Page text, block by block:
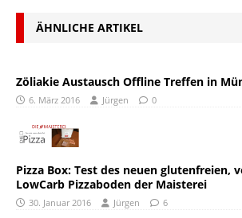
ÄHNLICHE ARTIKEL
Zöliakie Austausch Offline Treffen in
6. März 2016 Jürgen 0
Pizza Box: Test des neuen glutenfreien,
LowCarb Pizzaboden der Maisterei
30. Januar 2016 Jürgen 6